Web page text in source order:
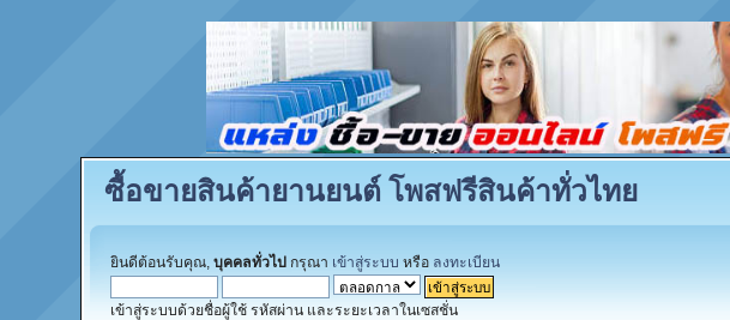
ซื้อขายสินค้ายานยนต์ โพสฟรีสินค้าทั่วไทย
ยินดีต้อนรับคุณ,บุคคลทั่วไป กรุณา เข้าสู่ระบบ หรือ ลงทะเบียน
เข้าสู่ระบบด้วยชื่อผู้ใช้ รหัสผ่าน และระยะเวลาในเซสชั่น